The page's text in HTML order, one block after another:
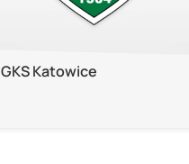
GKS Katowice